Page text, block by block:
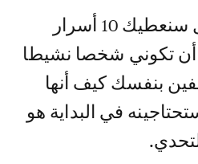
تكوني شخصا نشيطا
بنفسك كيف أنها
في البداية هو